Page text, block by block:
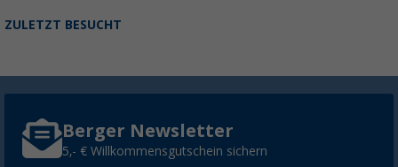
ZULETZT BESUCHT
Berger Newsletter
5,- € Willkommensgutschein sichern